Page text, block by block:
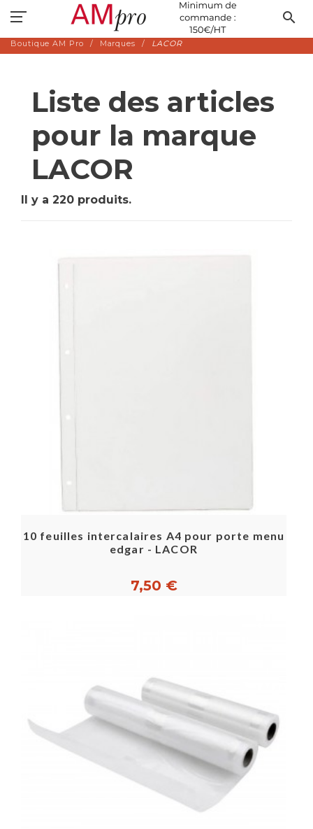
search
Boutique AM Pro Marques LACOR
Liste des articles
pour la marque
LACOR
Il y a 220 produits.
10 feuilles intercalaires A4 pour porte menu
edgar - LACOR
7,50 €